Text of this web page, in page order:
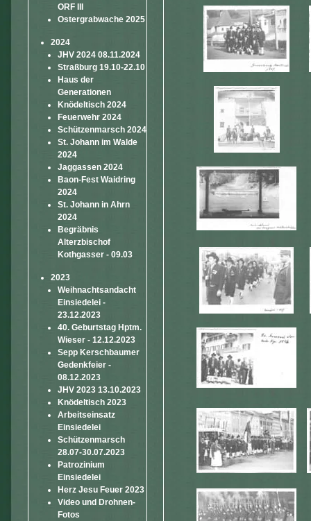
ORF III
Ostergrabwache 2025
2024
JHV 2024 08.11.2024
Straßburg 19.10-22.10
Haus der
Generationen
Knödeltisch 2024
Feuerwehr 2024
Schützenmarsch 2024
St. Johann im Walde
2024
Jaggassen 2024
Baon-Fest Waidring
2024
St. Johann in Ahrn
2024
Begräbnis
Alterzbischof
Kothgasser - 09.03
2023
Weihnachtsandacht
Einsiedelei -
23.12.2023
40. Geburtstag Hptm.
Wieser - 12.12.2023
Sepp Kerschbaumer
Gedenkfeier -
08.12.2023
JHV 2023 13.10.2023
Knödeltisch 2023
Arbeitseinsatz
Einsiedelei
Schützenmarsch
28.07-30.07.2023
Patrozinium
Einsiedelei
Herz Jesu Feuer 2023
Video und Drohnen-
Fotos